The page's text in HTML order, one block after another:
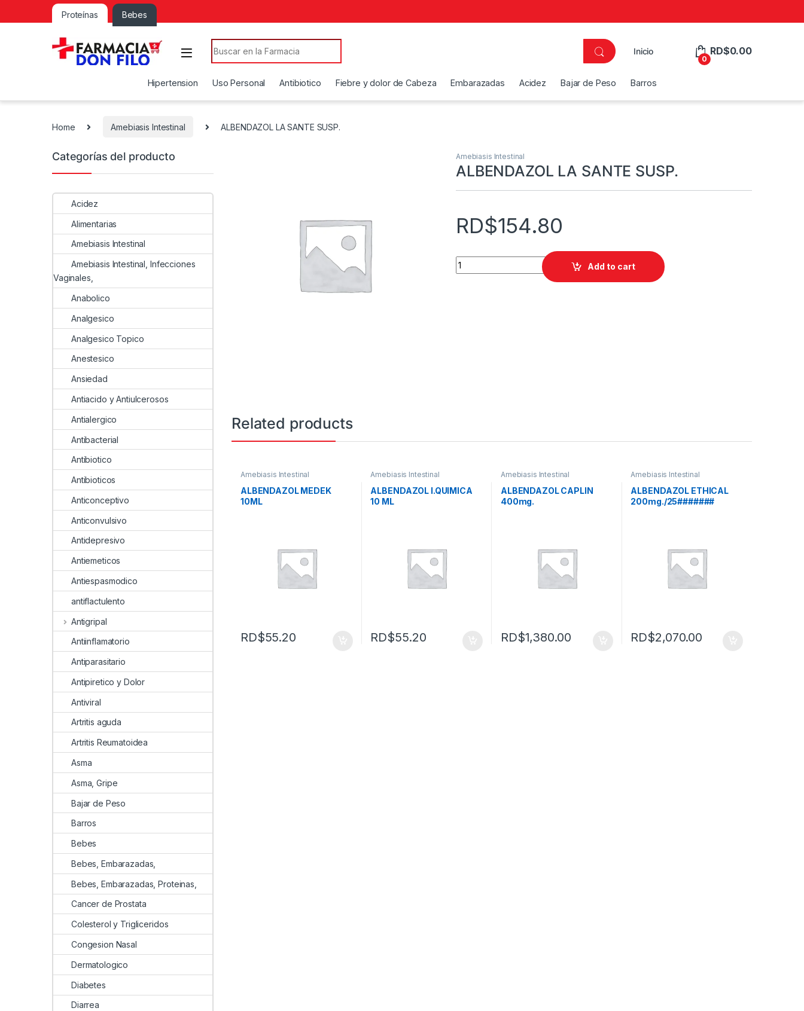
Proteínas Bebes
Search for:
Inicio
0
RD$0.00
Hipertension Uso Personal Antibiotico Fiebre y dolor de Cabeza Embarazadas Acidez Bajar de Peso Barros
Home Amebiasis Intestinal ALBENDAZOL LA SANTE SUSP.
Amebiasis Intestinal
ALBENDAZOL LA SANTE SUSP.
RD$154.80
ALBENDAZOL LA SANTE SUSP. quantity
Add to cart
Related products
Amebiasis Intestinal
ALBENDAZOL MEDEK
10ML
RD$55.20
Amebiasis Intestinal
ALBENDAZOL I.QUIMICA
10 ML
RD$55.20
Amebiasis Intestinal
ALBENDAZOL CAPLIN
400mg.
RD$1,380.00
Amebiasis Intestinal
ALBENDAZOL ETHICAL
200mg./25#######
RD$2,070.00
Categorías del producto
Acidez
Alimentarias
Amebiasis Intestinal
Amebiasis Intestinal, Infecciones
Vaginales,
Anabolico
Analgesico
Analgesico Topico
Anestesico
Ansiedad
Antiacido y Antiulcerosos
Antialergico
Antibacterial
Antibiotico
Antibioticos
Anticonceptivo
Anticonvulsivo
Antidepresivo
Antiemeticos
Antiespasmodico
antiflactulento
Antigripal
Antiinflamatorio
Antiparasitario
Antipiretico y Dolor
Antiviral
Artritis aguda
Artritis Reumatoidea
Asma
Asma, Gripe
Bajar de Peso
Barros
Bebes
Bebes, Embarazadas,
Bebes, Embarazadas, Proteinas,
Cancer de Prostata
Colesterol y Trigliceridos
Congesion Nasal
Dermatologico
Diabetes
Diarrea